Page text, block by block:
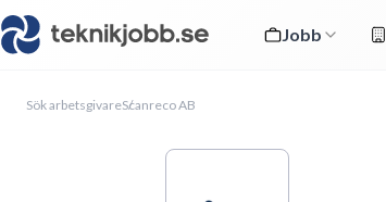
Jobb
Sök arbetsgivareScanreco AB